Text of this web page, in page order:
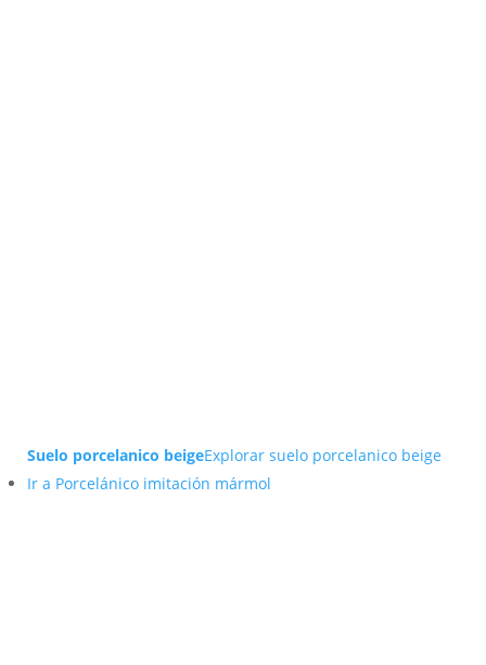
Suelo porcelanico beigeExplorar suelo porcelanico beige
Ir a Porcelánico imitación mármol